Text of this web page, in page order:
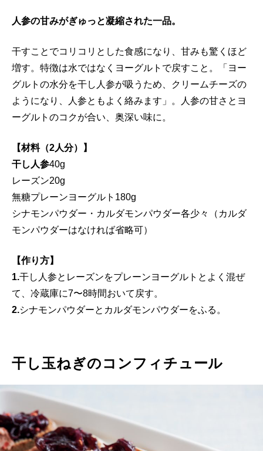
人参の甘みがぎゅっと凝縮された一品。
干すことでコリコリとした食感になり、甘みも驚くほど
増す。特徴は水ではなくヨーグルトで戻すこと。「ヨー
グルトの水分を干し人参が吸うため、クリームチーズの
ようになり、人参ともよく絡みます」。人参の甘さとヨ
ーグルトのコクが合い、奥深い味に。
【材料（2人分）】
干し人参40g
レーズン20g
無糖プレーンヨーグルト180g
シナモンパウダー・カルダモンパウダー各少々（カルダ
モンパウダーはなければ省略可）
【作り方】
1.干し人参とレーズンをプレーンヨーグルトとよく混ぜ
て、冷蔵庫に7〜8時間おいて戻す。
2.シナモンパウダーとカルダモンパウダーをふる。
干し玉ねぎのコンフィチュール